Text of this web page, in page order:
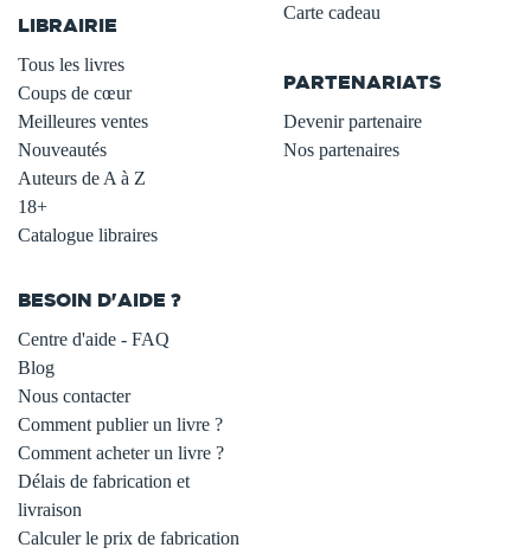
LIBRAIRIE
Tous les livres
Coups de cœur
Meilleures ventes
Nouveautés
Auteurs de A à Z
18+
Catalogue libraires
Carte cadeau
PARTENARIATS
Devenir partenaire
Nos partenaires
BESOIN D'AIDE ?
Centre d'aide - FAQ
Blog
Nous contacter
Comment publier un livre ?
Comment acheter un livre ?
Délais de fabrication et
livraison
Calculer le prix de fabrication